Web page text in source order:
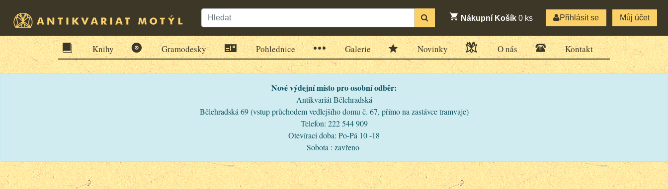
Nákupní Košík 0 ks Přihlásit se Můj účet
Knihy Gramodesky Pohlednice Galerie Novinky O nás Kontakt
Nové výdejní místo pro osobní odběr:
Antikvariát Bělehradská
Bělehradská 69 (vstup průchodem vedlejšího domu č. 67, přímo na zastávce tramvaje)
Telefon: 222 544 909
Otevírací doba: Po-Pá 10 -18
Sobota : zavřeno